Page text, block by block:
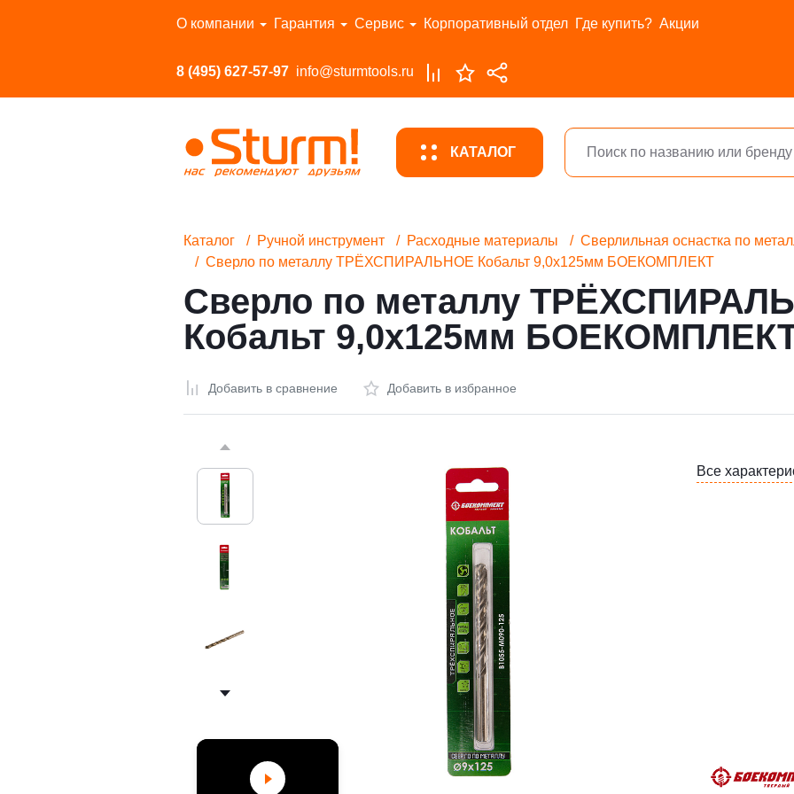
О компании Гарантия Сервис Корпоративный отдел Где купить? Акции
8 (495) 627-57-97 info@sturmtools.ru
КАТАЛОГ
Перейти в каталог
Каталог Ручной инструмент Расходные материалы Сверлильная оснастка по
Сверло по металлу ТРЁХСПИРАЛЬНОЕ Кобальт 9,0х125мм БОЕКОМПЛЕКТ
Сверло по металлу
Кобальт 9,0х125мм
Добавить в сравнение Добавить в избранное
Все